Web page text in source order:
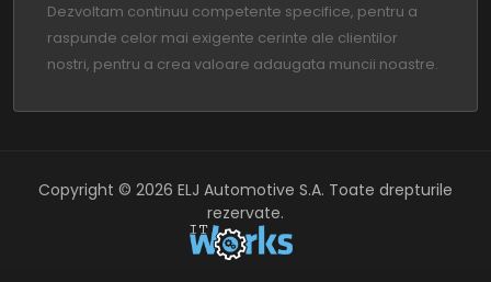
Dezvoltam continuu competente specifice, pentru a
raspunde celor mai exigente cerinte ale clientilor
nostri, pentru a crea valoare adaugata muncii noastre.
Copyright © 2026 ELJ Automotive S.A. Toate drepturile
rezervate.